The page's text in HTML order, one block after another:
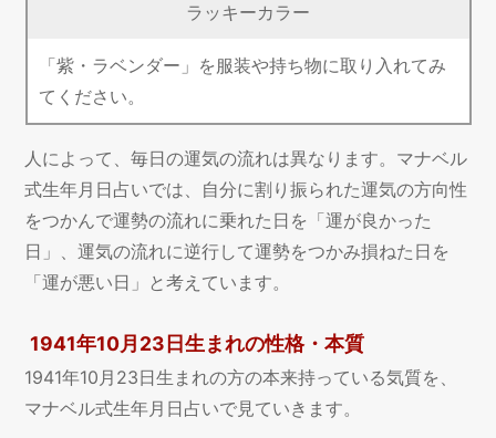
ラッキーカラー
「紫・ラベンダー」を服装や持ち物に取り入れてみ
てください。
人によって、毎日の運気の流れは異なります。マナベル
式生年月日占いでは、自分に割り振られた運気の方向性
をつかんで運勢の流れに乗れた日を「運が良かった
日」、運気の流れに逆行して運勢をつかみ損ねた日を
「運が悪い日」と考えています。
1941年10月23日生まれの性格・本質
1941年10月23日生まれの方の本来持っている気質を、
マナベル式生年月日占いで見ていきます。